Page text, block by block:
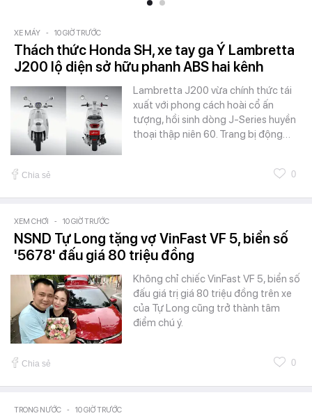
XE MÁY - 10 GIỜ TRƯỚC
Thách thức Honda SH, xe tay ga Ý Lambretta
J200 lộ diện sở hữu phanh ABS hai kênh
Lambretta J200 vừa chính thức tái
xuất với phong cách hoài cổ ấn
tượng, hồi sinh dòng J-Series huyền
thoại thập niên 60. Trang bị động…
Chia sẻ 0
XEM CHƠI - 10 GIỜ TRƯỚC
NSND Tự Long tặng vợ VinFast VF 5, biển số
'5678' đấu giá 80 triệu đồng
Không chỉ chiếc VinFast VF 5, biển số
đấu giá trị giá 80 triệu đồng trên xe
của Tự Long cũng trở thành tâm
điểm chú ý.
Chia sẻ 0
TRONG NƯỚC - 10 GIỜ TRƯỚC